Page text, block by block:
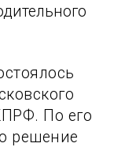
По его
решение